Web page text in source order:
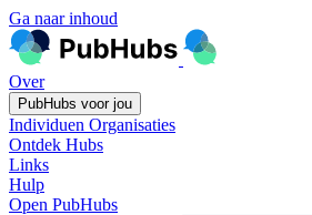
Ga naar inhoud
Over
PubHubs voor jou
Individuen Organisaties
Ontdek Hubs
Links
Hulp
Open PubHubs